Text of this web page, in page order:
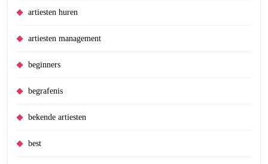
artiesten huren
artiesten management
beginners
begrafenis
bekende artiesten
best